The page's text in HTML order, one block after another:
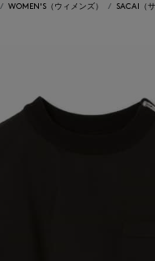
WOMEN'S（ウィメンズ） SACAI（